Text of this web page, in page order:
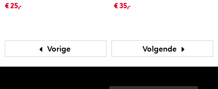
€ 25,-
€ 35,-
Vorige Volgende